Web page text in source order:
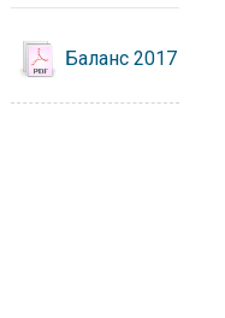
Баланс 2017